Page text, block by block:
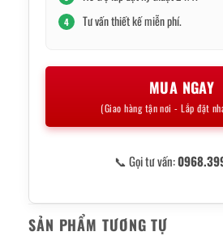
4 Tư vấn thiết kế miễn phí.
MUA NGAY
(Giao hàng tận nơi - Lắp đặt
📞 Gọi tư vấn:
SẢN PHẨM TƯƠNG TỰ